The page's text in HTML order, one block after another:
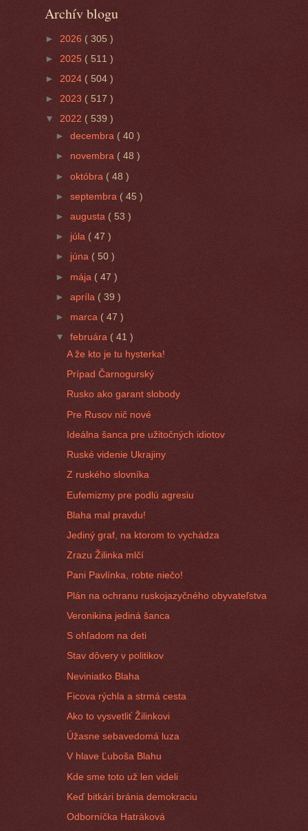
Archív blogu
► 2026 ( 305 )
► 2025 ( 511 )
► 2024 ( 504 )
► 2023 ( 517 )
▼ 2022 ( 539 )
►decembra ( 40 )
► novembra ( 48 )
►októbra ( 48 )
►septembra ( 45 )
►augusta ( 53 )
► júla ( 47 )
► júna ( 50 )
► mája ( 47 )
►apríla ( 39 )
► marca ( 47 )
▼februára ( 41 )
A že kto je tu hysterka!
Prípad Čarnogurský
Rusko ako garant slobody
Pre Rusov nič nové
Ideálna šanca pre užitočných idiotov
Ruské videnie Ukrajiny
Z ruského slovníka
Eufemizmy pre podlú agresiu
Blaha mal pravdu!
Jediný graf, na ktorom to vychádza
Zrazu Žilinka mlčí
Pani Pavlínka, robte niečo!
Plán na ochranu ruskojazyčného obyvateľstva
Veronikina jediná šanca
S ohľadom na deti
Stav dôvery v politikov
Neviniatko Blaha
Ficova rýchla a strmá cesta
Ako to vysvetliť Žilinkovi
Úžasne sebavedomá luza
V hlave Ľuboša Blahu
Kde sme toto už len videli
Keď bitkári bránia demokraciu
Odborníčka Hatráková